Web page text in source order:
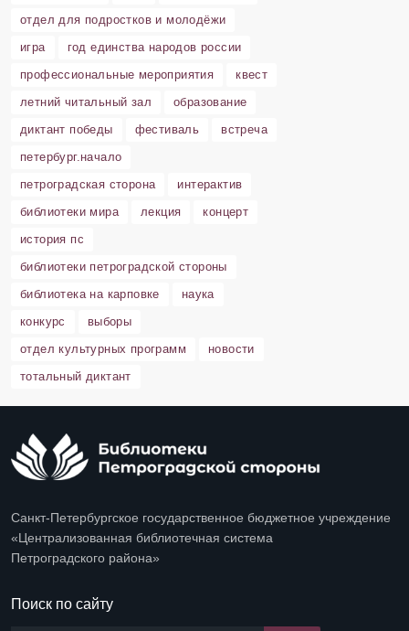
отдел для подростков и молодёжи
игра
год единства народов россии
профессиональные мероприятия
квест
летний читальный зал
образование
диктант победы
фестиваль
встреча
петербург.начало
петроградская сторона
интерактив
библиотеки мира
лекция
концерт
история пс
библиотеки петроградской стороны
библиотека на карповке
наука
конкурс
выборы
отдел культурных программ
новости
тотальный диктант
Санкт-Петербургское государственное бюджетное учреждение
«Централизованная библиотечная система
Петроградского района»
Поиск по сайту